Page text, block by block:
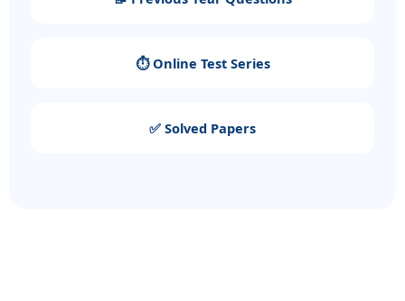
⏱️ Online Test Series
✅ Solved Papers